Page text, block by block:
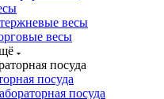
весы
весы
посуда
посуда